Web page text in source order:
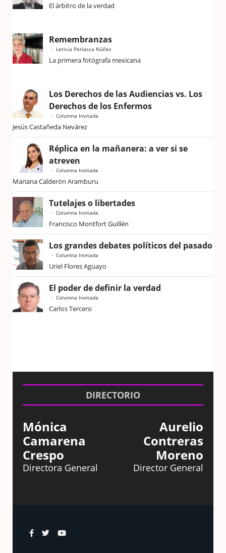
El árbitro de la verdad
Remembranzas
Leticia Perlasca Núñez
La primera fotógrafa mexicana
Los Derechos de las Audiencias vs. Los
Derechos de los Enfermos
Columna Invitada
Jesús Castañeda Nevárez
Réplica en la mañanera: a ver si se
atreven
Columna Invitada
Mariana Calderón Aramburu
Tutelajes o libertades
Columna Invitada
Francisco Montfort Guillén
Los grandes debates políticos del pasado
Columna Invitada
Uriel Flores Aguayo
El poder de definir la verdad
Columna Invitada
Carlos Tercero
DIRECTORIO
Mónica
Camarena
Crespo
Directora General
Aurelio
Contreras
Moreno
Director General